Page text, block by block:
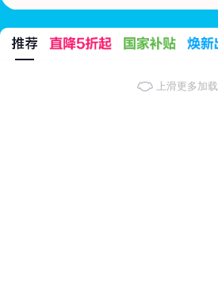
上滑更多加载